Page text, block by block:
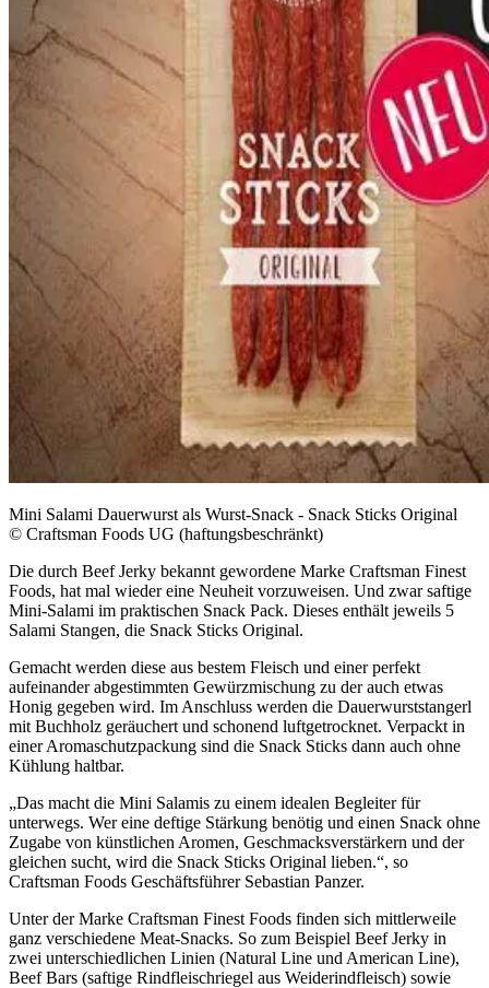
Mini Salami Dauerwurst als Wurst-Snack - Snack Sticks Original
© Craftsman Foods UG (haftungsbeschränkt)
Die durch Beef Jerky bekannt gewordene Marke Craftsman Finest
Foods, hat mal wieder eine Neuheit vorzuweisen. Und zwar saftige
Mini-Salami im praktischen Snack Pack. Dieses enthält jeweils 5
Salami Stangen, die Snack Sticks Original.
Gemacht werden diese aus bestem Fleisch und einer perfekt
aufeinander abgestimmten Gewürzmischung zu der auch etwas
Honig gegeben wird. Im Anschluss werden die Dauerwurststangerl
mit Buchholz geräuchert und schonend luftgetrocknet. Verpackt in
einer Aromaschutzpackung sind die Snack Sticks dann auch ohne
Kühlung haltbar.
„Das macht die Mini Salamis zu einem idealen Begleiter für
unterwegs. Wer eine deftige Stärkung benötig und einen Snack ohne
Zugabe von künstlichen Aromen, Geschmacksverstärkern und der
gleichen sucht, wird die Snack Sticks Original lieben.“, so
Craftsman Foods Geschäftsführer Sebastian Panzer.
Unter der Marke Craftsman Finest Foods finden sich mittlerweile
ganz verschiedene Meat-Snacks. So zum Beispiel Beef Jerky in
zwei unterschiedlichen Linien (Natural Line und American Line),
Beef Bars (saftige Rindfleischriegel aus Weiderindfleisch) sowie